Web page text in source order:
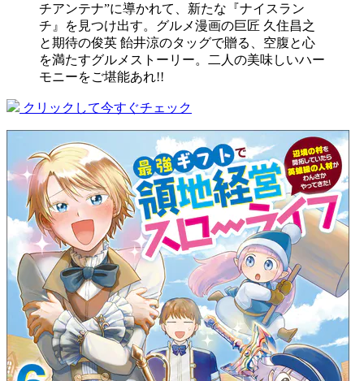
チアンテナ”に導かれて、新たな『ナイスラン
チ』を見つけ出す。グルメ漫画の巨匠 久住昌之
と期待の俊英 飴井涼のタッグで贈る、空腹と心
を満たすグルメストーリー。二人の美味しいハー
モニーをご堪能あれ!!
クリックして今すぐチェック